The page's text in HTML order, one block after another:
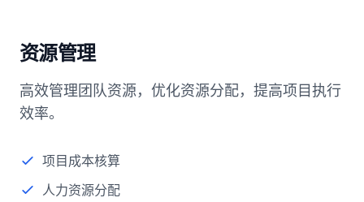
资源管理
高效管理团队资源，优化资源分配，提高项目执行
效率。
项目成本核算
人力资源分配